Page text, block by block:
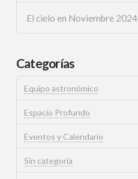
El cielo en Noviembre 2024
Categorías
Equipo astronómico
Espacio Profundo
Eventos y Calendario
Sin categoría